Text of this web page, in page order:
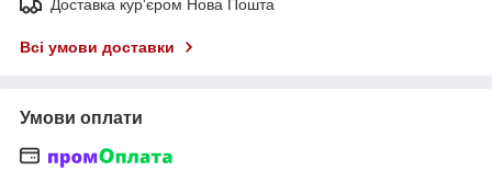
Доставка кур'єром Нова Пошта
Всі умови доставки
Умови оплати